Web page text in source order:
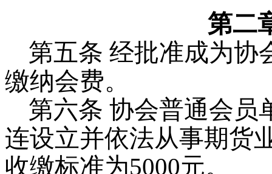
第二
第五条经批准成为协
缴纳会费。
第六条协会普通会员
连设立并依法从事期货
收缴标准为5000元。